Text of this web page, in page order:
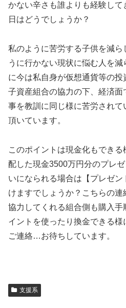
かない辛さも誰よりも経験し
日はどうでしょうか？
私のように苦労する子供を減ら
うに行かない現状に悩む人を
に今は私自身が仮想通貨等の
子資産組合の協力の下、経済
事を教訓に同じ様に苦労され
頂いています。
このポイントは現金化もでき
配した現金3500万円分のプレ
いになられる場合は【プレゼ
けますでしょうか？こちらの
協力してくれる組合側も購入
イントを使ったり換金できる様
ご連絡…お待ちしています。
支援系